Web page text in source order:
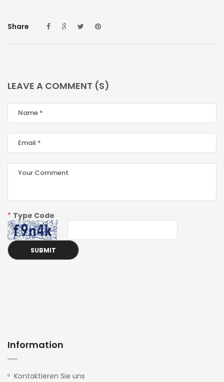
Share
LEAVE A COMMENT (S)
* Type Code
Information
Kontaktieren Sie uns